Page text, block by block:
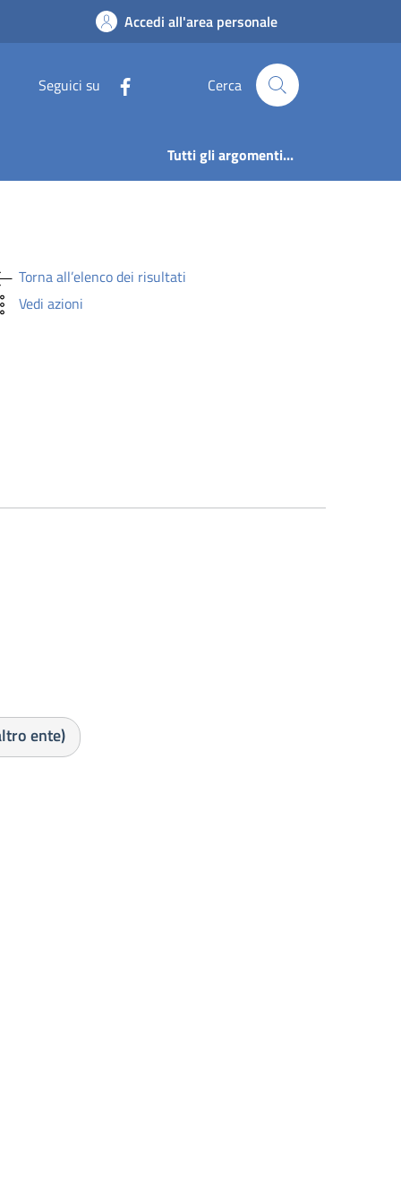
DELLA
Accedi all'area personale
Seguici su Cerca
Tutti gli argomenti...
Torna all’elenco dei risultati
Vedi azioni
ente)